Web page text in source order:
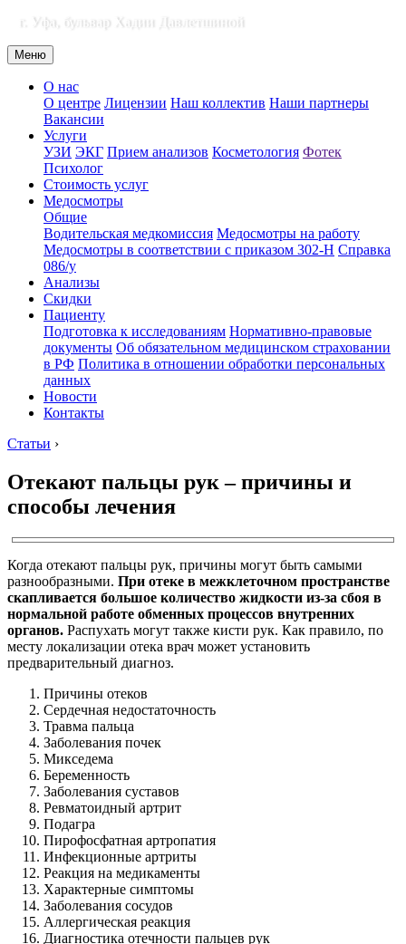
г. Уфа, бульвар Хадии Давлетшиной
Меню
О нас
О центре Лицензии Наш коллектив Наши партнеры
Вакансии
Услуги
УЗИ ЭКГ Прием анализов Косметология Фотек
Психолог
Стоимость услуг
Медосмотры
Общие
Водительская медкомиссия Медосмотры на работу
Медосмотры в соответствии с приказом 302-Н Справка
086/у
Анализы
Скидки
Пациенту
Подготовка к исследованиям Нормативно-правовые
документы Об обязательном медицинском страховании
в РФ Политика в отношении обработки персональных
данных
Новости
Контакты
Статьи ›
Отекают пальцы рук – причины и
способы лечения
Когда отекают пальцы рук, причины могут быть самыми
разнообразными. При отеке в межклеточном пространстве
скапливается большое количество жидкости из-за сбоя в
нормальной работе обменных процессов внутренних
органов. Распухать могут также кисти рук. Как правило, по
месту локализации отека врач может установить
предварительный диагноз.
Причины отеков
Сердечная недостаточность
Травма пальца
Заболевания почек
Микседема
Беременность
Заболевания суставов
Ревматоидный артрит
Подагра
Пирофосфатная артропатия
Инфекционные артриты
Реакция на медикаменты
Характерные симптомы
Заболевания сосудов
Аллергическая реакция
Диагностика отечности пальцев рук